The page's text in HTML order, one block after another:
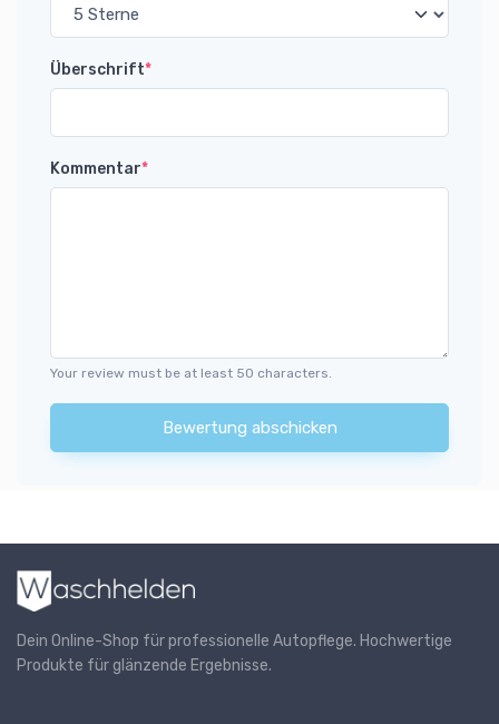
Überschrift*
Kommentar*
Your review must be at least 50 characters.
Bewertung abschicken
Dein Online-Shop für professionelle Autopflege. Hochwertige
Produkte für glänzende Ergebnisse.